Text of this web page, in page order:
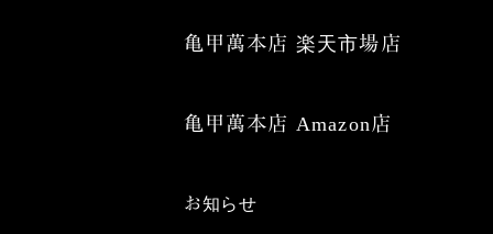
亀甲萬本店 楽天市場店
亀甲萬本店 Amazon店
お知らせ